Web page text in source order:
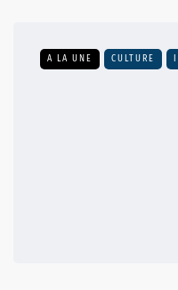
A LA UNE CULTURE